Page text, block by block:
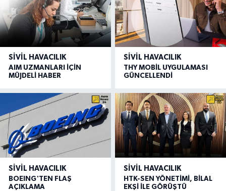
SIVIL HAVACILIK
AIM UZMANLARI İÇİN
MÜJDELİ HABER
SIVIL HAVACILIK
THY MOBİL UYGULAMASI
GÜNCELLENDİ
SIVIL HAVACILIK
BOEING'TEN FLAŞ
AÇIKLAMA
SIVIL HAVACILIK
HTK-SEN YÖNETİMİ, BİLAL
EKŞİ İLE GÖRÜŞTÜ